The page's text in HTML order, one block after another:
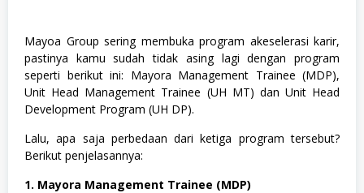
Mayoa Group sering membuka program akeselerasi karir,
pastinya kamu sudah tidak asing lagi dengan program
seperti berikut ini: Mayora Management Trainee (MDP),
Unit Head Management Trainee (UH MT) dan Unit Head
Development Program (UH DP).
Lalu, apa saja perbedaan dari ketiga program tersebut?
Berikut penjelasannya:
1. Mayora Management Trainee (MDP)